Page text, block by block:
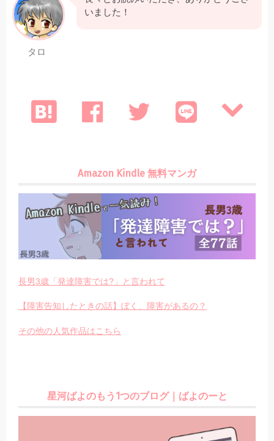
タロ
いました！
Amazon Kindle 無料マンガ
長男3歳「発達障害では?」と言われて
【障害告知したときの話】ぼく、障害があるの？
その他の人気作品はこちら
星河ばよのもう1つのブログ｜ばよのーと